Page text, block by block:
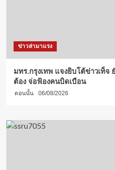
ข่าวล่ามาแรง
มทร.กรุงเทพ แจงยิบโต้ข่าวเท็จ
ต้อง จ่อฟ้องคนบิดเบือน
ตอนนั้น 06/08/2026